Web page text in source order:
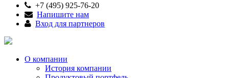
+7 (495) 925-76-20
Напишите нам
Вход для партнеров
О компании
История компании